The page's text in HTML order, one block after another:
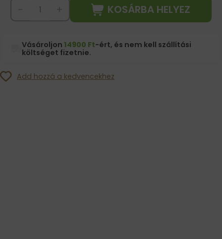
KOSÁRBA HELYEZ
Vásároljon14900 Ft-ért, és nem kell szállítási
költséget fizetnie.
Add hozzá a kedvencekhez